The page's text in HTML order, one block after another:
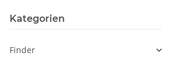
Kategorien
Finder